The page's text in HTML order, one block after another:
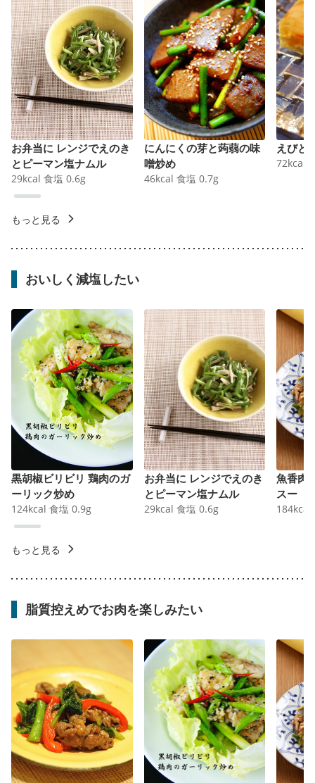
お弁当に レンジでえのき
とピーマン塩ナムル
29kcal 食塩 0.6g
にんにくの芽と蒟蒻の味
噌炒め
46kcal 食塩 0.7g
えびと
72kcal
もっと見る
おいしく減塩したい
黒胡椒ビリビリ 鶏肉のガ
ーリック炒め
124kcal 食塩 0.9g
お弁当に レンジでえのき
とピーマン塩ナムル
29kcal 食塩 0.6g
魚香肉
スー
184kcal
もっと見る
脂質控えめでお肉を楽しみたい